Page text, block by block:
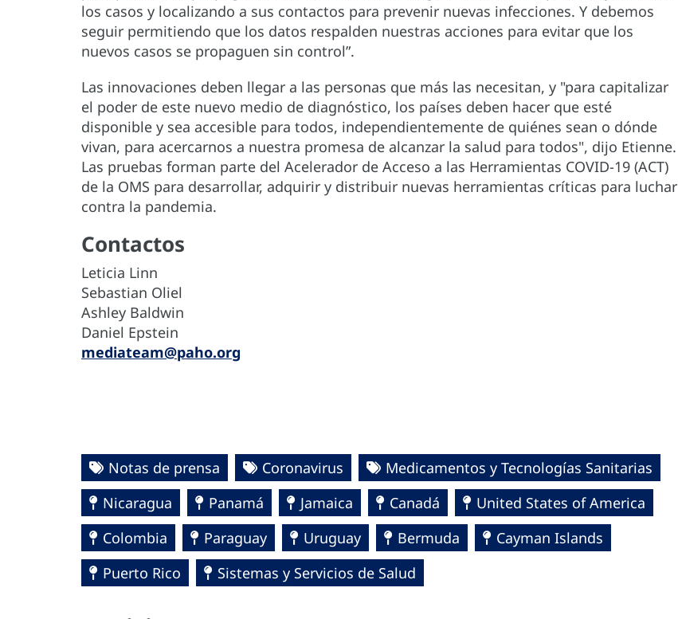
los casos y localizando a sus contactos para prevenir nuevas infecciones. Y debemos
seguir permitiendo que los datos respalden nuestras acciones para evitar que los
nuevos casos se propaguen sin control”.
Las innovaciones deben llegar a las personas que más las necesitan, y "para capitalizar
el poder de este nuevo medio de diagnóstico, los países deben hacer que esté
disponible y sea accesible para todos, independientemente de quiénes sean o dónde
vivan, para acercarnos a nuestra promesa de alcanzar la salud para todos", dijo Etienne.
Las pruebas forman parte del Acelerador de Acceso a las Herramientas COVID-19 (ACT)
de la OMS para desarrollar, adquirir y distribuir nuevas herramientas críticas para luchar
contra la pandemia.
Contactos
Leticia Linn
Sebastian Oliel
Ashley Baldwin
Daniel Epstein
mediateam@paho.org
Notas de prensa Coronavirus
Medicamentos y Tecnologías Sanitarias
Nicaragua
Panamá Jamaica Canadá
United States of America
Colombia
Paraguay Uruguay Bermuda
Cayman Islands
Puerto Rico
Sistemas y Servicios de Salud